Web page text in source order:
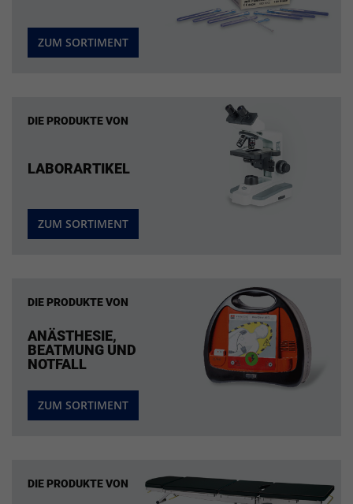
ZUM SORTIMENT
DIE PRODUKTE VON
LABORARTIKEL
ZUM SORTIMENT
DIE PRODUKTE VON
ANÄSTHESIE,
BEATMUNG UND
NOTFALL
ZUM SORTIMENT
DIE PRODUKTE VON